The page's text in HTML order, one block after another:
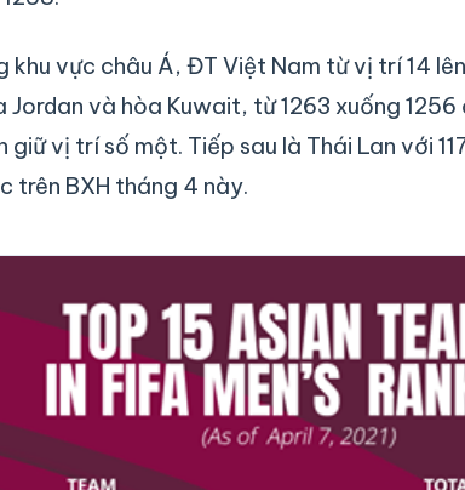
khu vực châu Á, ĐT Việt Nam từ vị trí 14
Jordan và hòa Kuwait, từ 1263 xuống
giữ vị trí số một. Tiếp sau là Thái Lan với
trên BXH tháng 4 này.